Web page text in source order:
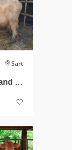
Sart
Génisse highland blanche